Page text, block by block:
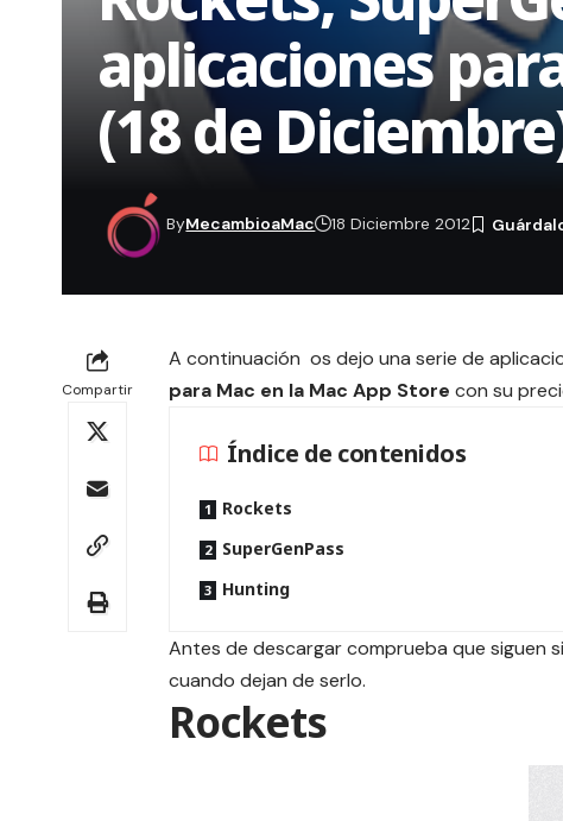
aplicaciones
(18 de
ByMecambioaMac 18 Diciembre 2012
Compartir
A continuación os dejo una serie de
para Mac en la Mac App Store con su
Índice de contenidos
Rockets
SuperGenPass
Hunting
Antes de descargar comprueba que siguen
cuando dejan de serlo.
Rockets